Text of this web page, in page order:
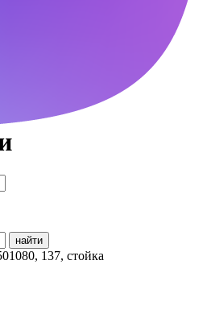
найти
, 137, стойка